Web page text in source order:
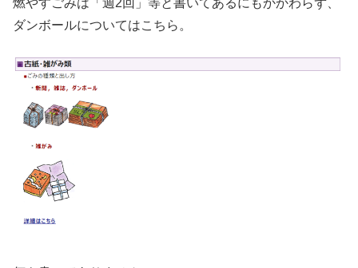
ダンボールについてはこちら。